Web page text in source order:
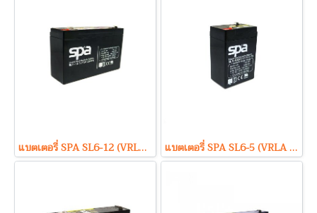
แบตเตอรี่ SPA SL6-12 (VRLA Type) 6V 12Ah แบตเตอรี่ SPA SL6-5 (VRLA Type) 6V 5Ah